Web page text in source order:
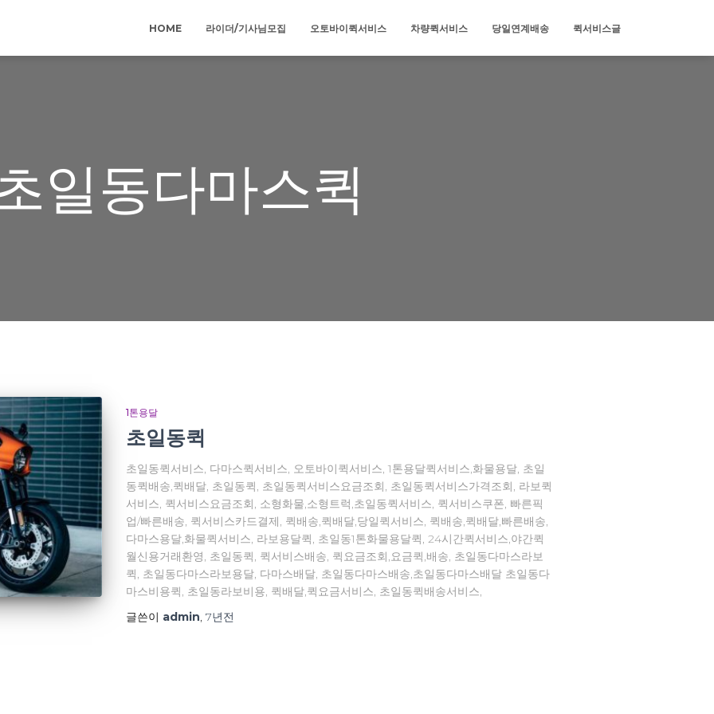
HOME 라이더/기사님모집 오토바이퀵서비스 차량퀵서비스 당일연계배송 퀵서비스글
일동다마스퀵
1톤용달
초일동퀵
초일동퀵서비스, 다마스퀵서비스, 오토바이퀵서비스, 1톤용달퀵서비스,화물용달, 초일
동퀵배송,퀵배달, 초일동퀵, 초일동퀵서비스요금조회, 초일동퀵서비스가격조회, 라보퀵
서비스, 퀵서비스요금조회, 소형화물,소형트럭,초일동퀵서비스, 퀵서비스쿠폰, 빠른픽
업/빠른배송, 퀵서비스카드결제, 퀵배송,퀵배달,당일퀵서비스, 퀵배송,퀵배달,빠른배송,
다마스용달,화물퀵서비스, 라보용달퀵, 초일동1톤화물용달퀵, 24시간퀵서비스,야간퀵
월신용거래환영, 초일동퀵, 퀵서비스배송, 퀵요금조회,요금퀵,배송, 초일동다마스라보
퀵, 초일동다마스라보용달, 다마스배달, 초일동다마스배송,초일동다마스배달 초일동다
마스비용퀵, 초일동라보비용, 퀵배달,퀵요금서비스, 초일동퀵배송서비스,
글쓴이 admin, 7년전